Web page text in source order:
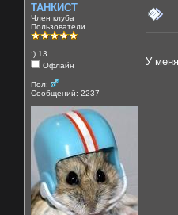
ТАНКИСТ
Член клуба
Пользователи
:) 13
Офлайн
Пол:
Сообщений: 2237
У